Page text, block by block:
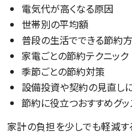
電気代が高くなる原因
世帯別の平均額
普段の生活でできる節約
家電ごとの節約テクニック
季節ごとの節約対策
設備投資や契約の見直し
節約に役立つおすすめグ
家計の負担を少しでも軽減す